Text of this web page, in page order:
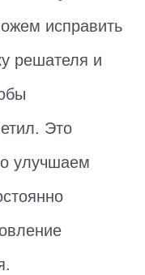
исправить
решателя и
Это
улучшаем